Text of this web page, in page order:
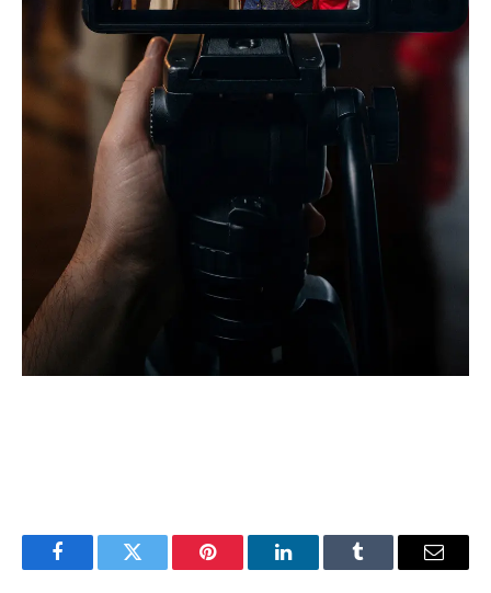
FacebookTwitter Pinterest LinkedInTumblr Email